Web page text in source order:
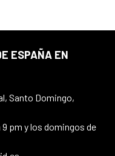
ESPAÑA EN
Santo Domingo,
pm y los domingos de